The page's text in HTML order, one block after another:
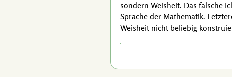
sondern Weisheit. Das falsche
Sprache der Mathematik.
Weisheit nicht beliebig